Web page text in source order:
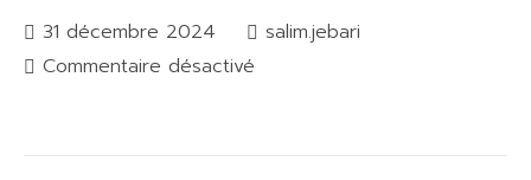
31 décembre 2024
salim.jebari
Commentaire désactivé